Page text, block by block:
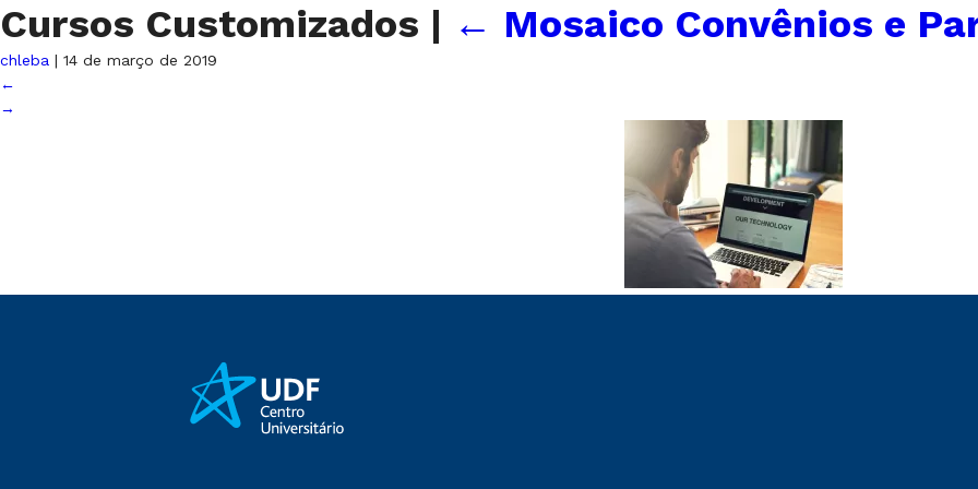
Cursos Customizados | ← Mosaico Convênios e
chleba | 14 de março de 2019
←
→